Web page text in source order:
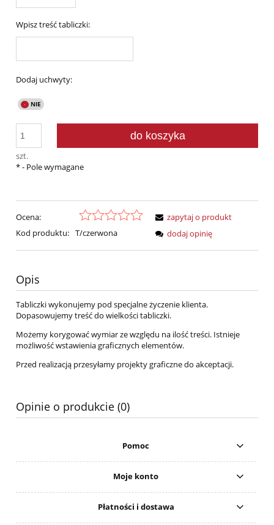
Wpisz treść tabliczki:
Dodaj uchwyty:
szt.
do koszyka
*- Pole wymagane
Ocena:
Kod produktu: T/czerwona
zapytaj o produkt
dodaj opinię
Opis
Tabliczki wykonujemy pod specjalne życzenie klienta.
Dopasowujemy treść do wielkości tabliczki.
Możemy korygować wymiar ze względu na ilość treści. Istnieje
możliwość wstawienia graficznych elementów.
Przed realizacją przesyłamy projekty graficzne do akceptacji.
Opinie o produkcie (0)
Pomoc
Moje konto
Płatności i dostawa